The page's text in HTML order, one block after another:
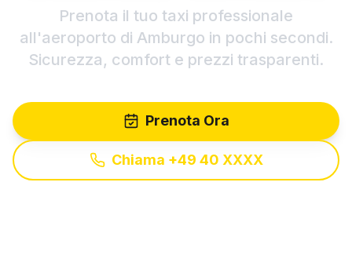
Prenota il tuo taxi professionale
all'aeroporto di Amburgo in pochi secondi.
Sicurezza, comfort e prezzi trasparenti.
Prenota Ora
Chiama +49 40 XXXX